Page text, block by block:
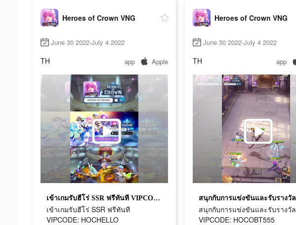
Heroes of Crown VNG
June 30 2022-July 4 2022
TH app Apple
เข้าเกมรับฮีโร่ SSR ฟรีทันที VIPCODE: HOCHELLO
เข้าเกมรับฮีโร่ SSR ฟรีทันที
VIPCODE: HOCHELLO
Heroes of Crown VNG
June 30 2022-July 4 2022
TH app
สนุกกับการแข่งขันและรับรางวัล
VIPCODE: HOCOBT555